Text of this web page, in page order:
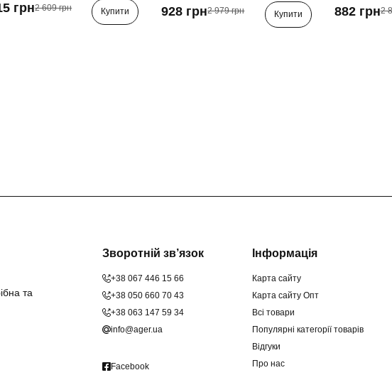
грн2 609 грн Купити 928 грн2 979 грн Купити 882 грн2
та
Зворотній зв’язок
+38 067 446 15 66
+38 050 660 70 43
+38 063 147 59 34
info@ager.ua
Facebook
Інформація
Карта сайту
Карта сайту Опт
Всі товари
Популярні категорії товарів
Відгуки
Про нас